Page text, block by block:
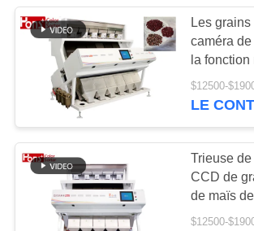
DEMANDEZ
CITATION
PLAN
DU
SITE
Trieuse de
de haricot
Les
caméra
la
trieuse
LE
Trieuse
CCD de
de maïs